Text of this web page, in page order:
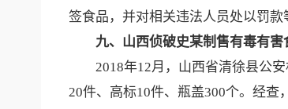
签食品，并对相关违法人员处以罚款
九、山西侦破史某制售有毒有害
2018年12月，山西省清徐县公安
20件、高标10件、瓶盖300个。经